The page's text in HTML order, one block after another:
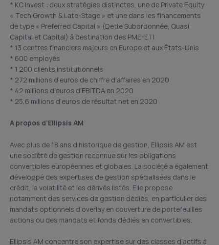
* KC Invest : deux stratégies distinctes, une de Private Equity
« Tech Growth & Late-Stage » et une dans les financements
de type « Preferred Capital » (Dette Subordonnée, Quasi
Capital et Capital) à destination des PME-ETI
* 13 centres financiers majeurs en Europe et aux États-Unis
* 600 employés
* 1 200 clients institutionnels
* 272 millions d’euros de chiffre d’affaires en 2020
* 42 millions d’euros d’EBITDA en 2020
* 25,6 millions d’euros de résultat net en 2020
A propos d’Ellipsis AM
Avec plus de 18 ans d’historique de gestion, Ellipsis AM est
une société de gestion reconnue sur les obligations
convertibles européennes et globales. La société a également
développé des expertises de gestion spécialisées dans le
crédit, la volatilité et les dérivés listés. Elle propose
notamment des services de gestion dédiés, en particulier des
mandats optionnels d’overlay en couverture de portefeuilles
actions ou des mandats et fonds dédiés en convertibles.
Ellipsis AM concentre son expertise sur des classes d’actifs à